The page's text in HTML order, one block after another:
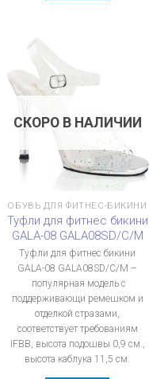
СКОРО В НАЛИЧИИ
ОБУВЬ ДЛЯ ФИТНЕС-БИКИНИ
Туфли для фитнес бикини
GALA-08 GALA08SD/C/M
Туфли для фитнес бикини
GALA-08 GALA08SD/C/M –
популярная модель с
поддерживающи ремешком и
отделкой стразами,
соответствует требованиям
IFBB, высота подошвы 0,9 см.,
высота каблука 11,5 см.